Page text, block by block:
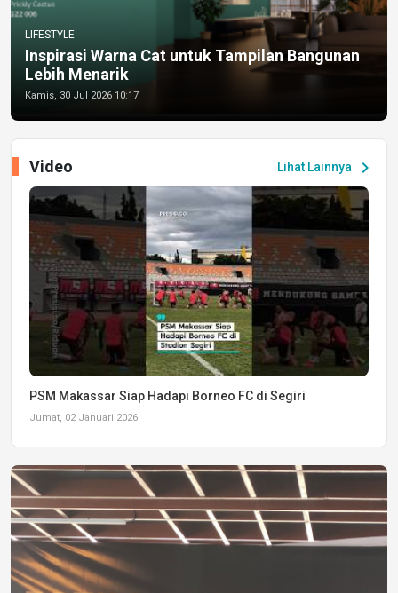
LIFESTYLE
Inspirasi Warna Cat untuk Tampilan Bangunan
Lebih Menarik
Kamis, 30 Jul 2026 10:17
Lihat Lainnya chevron_right
Video
PSM Makassar Siap Hadapi Borneo FC di Segiri
Jumat, 02 Januari 2026